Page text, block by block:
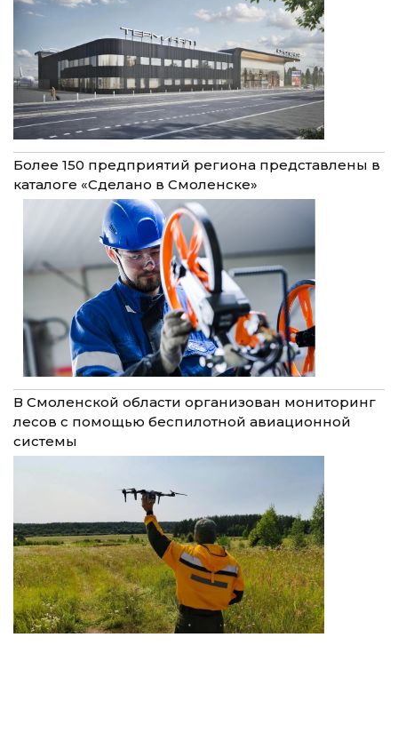
Более 150 предприятий региона представлены в
каталоге «Сделано в Смоленске»
В Смоленской области организован мониторинг
лесов с помощью беспилотной авиационной
системы